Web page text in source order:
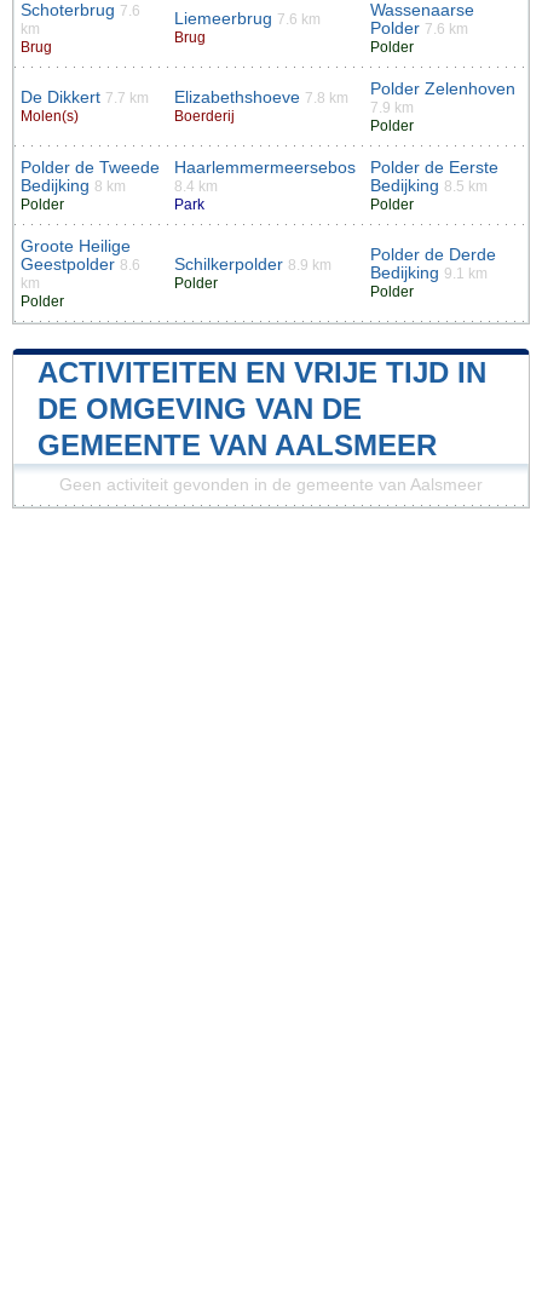
Schoterbrug 7.6
km
Brug
Liemeerbrug 7.6 km
Brug
Wassenaarse
Polder 7.6 km
Polder
De Dikkert 7.7 km
Molen(s)
Elizabethshoeve 7.8 km
Boerderij
Polder Zelenhoven
7.9 km
Polder
Polder de Tweede
Bedijking 8 km
Polder
Haarlemmermeersebos
8.4 km
Park
Polder de Eerste
Bedijking 8.5 km
Polder
Groote Heilige
Geestpolder 8.6
km
Polder
Schilkerpolder 8.9 km
Polder
Polder de Derde
Bedijking 9.1 km
Polder
ACTIVITEITEN EN VRIJE TIJD IN
DE OMGEVING VAN DE
GEMEENTE VAN AALSMEER
Geen activiteit gevonden in de gemeente van Aalsmeer